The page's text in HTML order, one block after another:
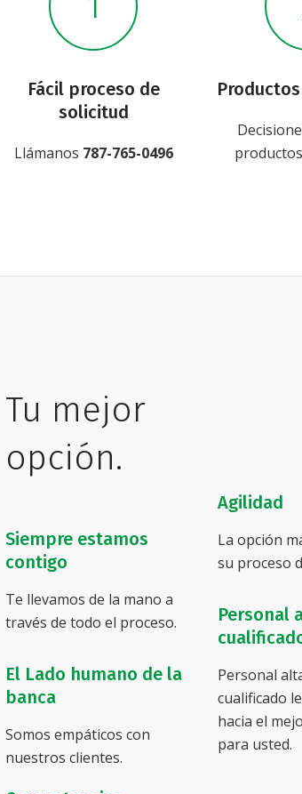
Fácil proceso de
solicitud
Llámanos 787-765-0496
Tu mejor
opción.
Siempre estamos
contigo
Te llevamos de la mano a
través de todo el proceso.
El Lado humano de la
banca
Somos empáticos con
nuestros clientes.
Agilidad
La opción
su proceso
Personal
Personal
cualificado
hacia el
para usted.